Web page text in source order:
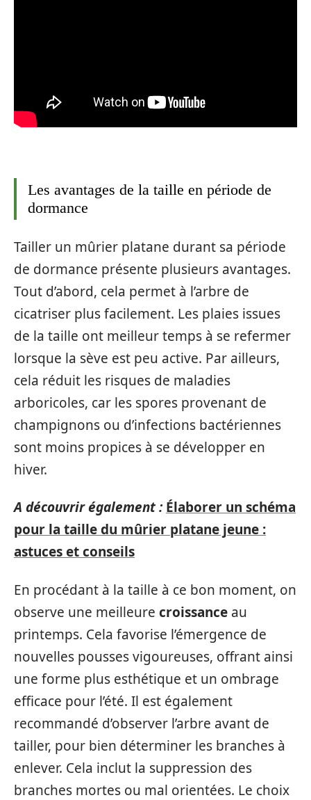
Les avantages de la taille en période de
dormance
Tailler un mûrier platane durant sa période
de dormance présente plusieurs avantages.
Tout d’abord, cela permet à l’arbre de
cicatriser plus facilement. Les plaies issues
de la taille ont meilleur temps à se refermer
lorsque la sève est peu active. Par ailleurs,
cela réduit les risques de maladies
arboricoles, car les spores provenant de
champignons ou d’infections bactériennes
sont moins propices à se développer en
hiver.
A découvrir également : Élaborer un schéma
pour la taille du mûrier platane jeune :
astuces et conseils
En procédant à la taille à ce bon moment, on
observe une meilleure croissance au
printemps. Cela favorise l’émergence de
nouvelles pousses vigoureuses, offrant ainsi
une forme plus esthétique et un ombrage
efficace pour l’été. Il est également
recommandé d’observer l’arbre avant de
tailler, pour bien déterminer les branches à
enlever. Cela inclut la suppression des
branches mortes ou mal orientées. Le choix